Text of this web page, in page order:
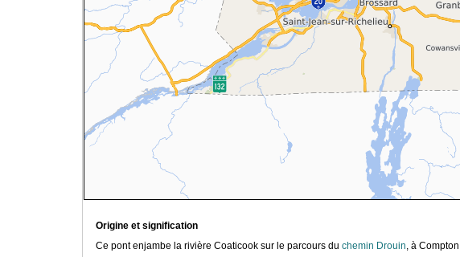
Origine et signification
Ce pont enjambe la rivière Coaticook sur le parcours du chemin Drouin, à